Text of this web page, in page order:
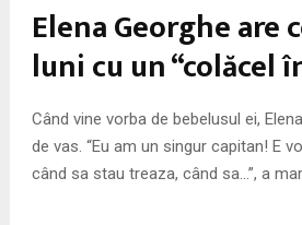
Elena Georghe
luni cu un “colăcel
Când vine vorba de bebelusul ei,
de vas. “Eu am un singur capitan! E
când sa stau treaza, când sa…”, a